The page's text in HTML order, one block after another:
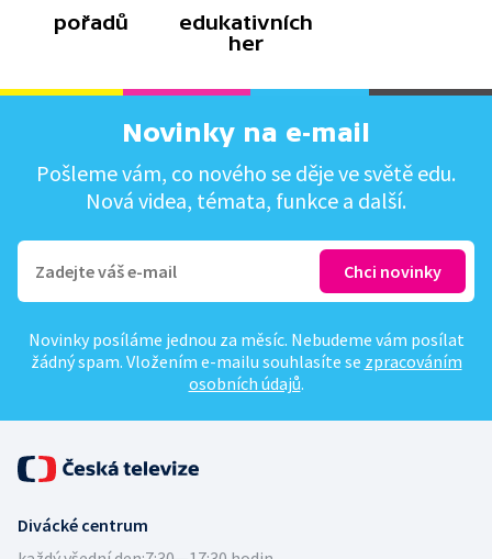
pořadů
edukativních
her
Novinky na e-mail
Pošleme vám, co nového se děje ve světě edu.
Nová videa, témata, funkce a další.
Novinky posíláme jednou za měsíc. Nebudeme vám posílat
žádný spam. Vložením e-mailu souhlasíte se zpracováním
osobních údajů.